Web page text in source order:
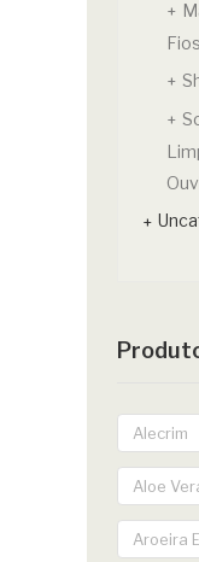
Fios
Alecrim
Aloe
Aroeira